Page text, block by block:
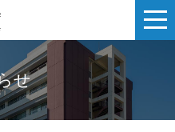
せ